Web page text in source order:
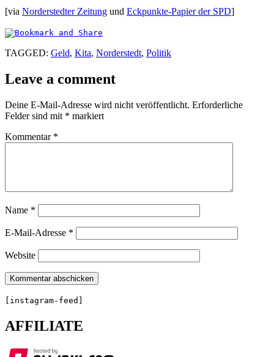
[via Norderstedter Zeitung und Eckpunkte-Papier der SPD]
TAGGED: Geld, Kita, Norderstedt, Politik
Leave a comment
Deine E-Mail-Adresse wird nicht veröffentlicht. Erforderliche
Felder sind mit * markiert
Kommentar *
Name *
E-Mail-Adresse *
Website
[instagram-feed]
AFFILIATE